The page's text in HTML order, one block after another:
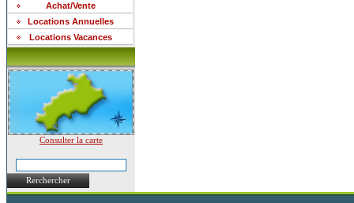
Achat/Vente
Locations Annuelles
Locations Vacances
Consulter la carte
Rerchercher